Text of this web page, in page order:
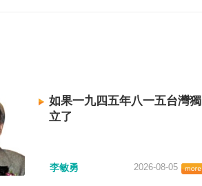
如果一九四五年八一五台灣獨
立了
李敏勇 2026-08-05